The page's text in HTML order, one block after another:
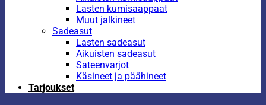
Lasten kumisaappaat
Muut jalkineet
Sadeasut
Lasten sadeasut
Aikuisten sadeasut
Sateenvarjot
Käsineet ja päähineet
Tarjoukset